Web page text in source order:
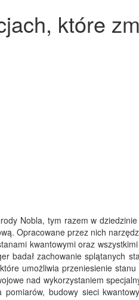
które
Nobla, tym razem w
Opracowane przez nich
kwantowymi oraz
badał zachowanie splątanych
umożliwia przeniesienie
nad wykorzystaniem
budowy sieci